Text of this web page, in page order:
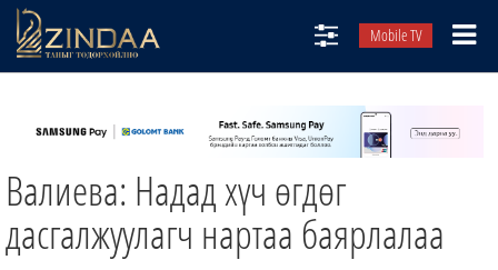
Mobile TV
ТВ8
ӨГЛӨӨНИЙ СОНИН
ЗИНДАА СЭТГҮҮЛ
Валиева: Надад хүч өгдөг
дасгалжуулагч нартаа баярлалаа